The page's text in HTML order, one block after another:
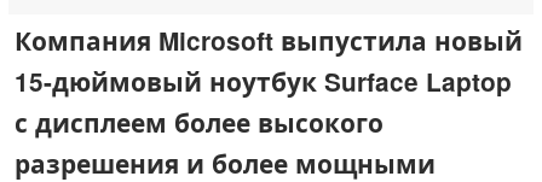
Компания Microsoft выпустила новый
15-дюймовый ноутбук Surface Laptop
с дисплеем более высокого
разрешения и более мощными